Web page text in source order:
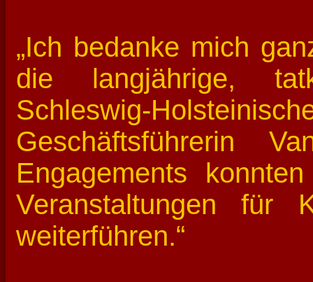
„Ich bedanke mich
die langjährige,
Schleswig-
Geschäftsführerin
Engagements
Veranstaltungen für
weiterführen.“